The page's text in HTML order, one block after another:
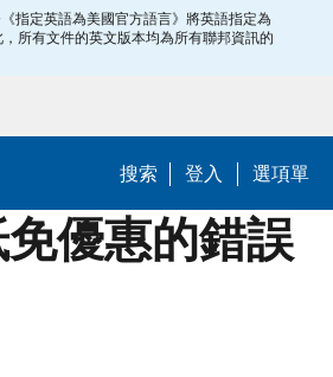
《指定英語為美國官方語言》將英語指定為
所有文件的英文版本均為所有聯邦資訊的
搜索 登入 選項單
優惠的錯誤